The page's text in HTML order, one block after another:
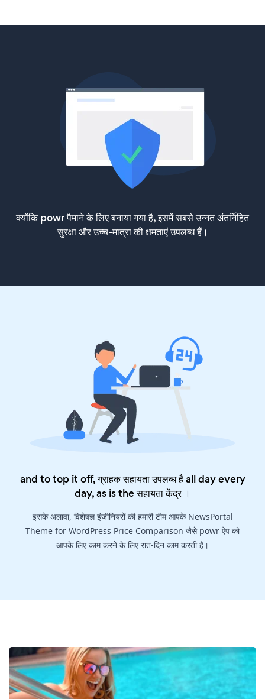
क्योंकि powr पैमाने के लिए बनाया गया है, इसमें सबसे उन्नत अंतर्निहित
सुरक्षा और उच्च-मात्रा की क्षमताएं उपलब्ध हैं।
and to top it off, ग्राहक सहायता उपलब्ध है all day every
day, as is theसहायता केंद्र।
इसके अलावा, विशेषज्ञ इंजीनियरों की हमारी टीम आपके NewsPortal
Theme for WordPress Price Comparison जैसे powr ऐप को
आपके लिए काम करने के लिए रात-दिन काम करती है।